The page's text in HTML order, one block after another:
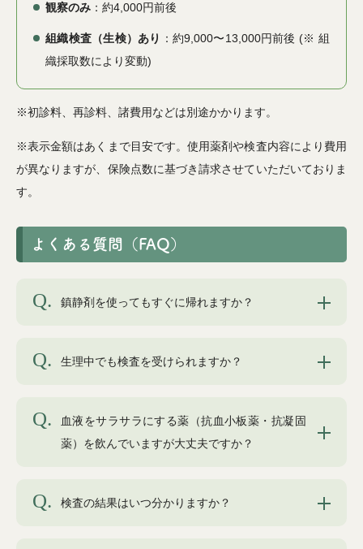
観察のみ ：約4,000円前後
組織検査（生検）あり
：約9,000〜13,000円前後 (※ 組
織採取数により変動)
※初診料、再診料、諸費用などは別途かかります。
※表示金額はあくまで目安です。使用薬剤や検査内容により費用
が異なりますが、保険点数に基づき請求させていただいておりま
す。
よくある質問（FAQ）
鎮静剤を使ってもすぐに帰れますか？
生理中でも検査を受けられますか？
血液をサラサラにする薬（抗血小板薬・抗凝固
薬）を飲んでいますが大丈夫ですか？
検査の結果はいつ分かりますか？